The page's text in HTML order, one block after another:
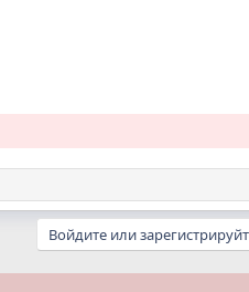
Войдите или